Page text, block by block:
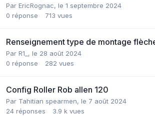
Par EricRognac, le 1 septembre 2024
0 réponse 713 vues
Renseignement type de montage
Par R1_ , le 28 août 2024
0 réponse 282 vues
Config Roller Rob allen 120
Par Tahitian spearmen, le 7 août 2024
24 réponses 3.9 k vues